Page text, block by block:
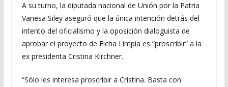
A su turno, la diputada nacional de Unión por la Patria
Vanesa Siley aseguró que la única intención detrás del
intento del oficialismo y la oposición dialoguista de
aprobar el proyecto de Ficha Limpia es “proscribir” a la
ex presidenta Cristina Kirchner.
“Sólo les interesa proscribir a Cristina. Basta con